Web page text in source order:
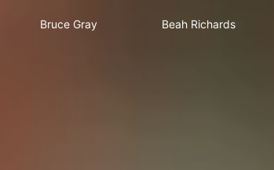
Bruce Gray Beah Richards